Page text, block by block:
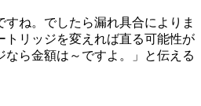
すね。でしたら漏れ具合によりま
トリッジを変えれば直る可能性が
ら金額は～ですよ。」と伝える